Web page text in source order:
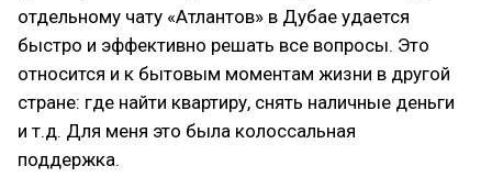
отдельному чату «Атлантов» в Дубае удается
быстро и эффективно решать все вопросы. Это
относится и к бытовым моментам жизни в другой
стране: где найти квартиру, снять наличные деньги
и т.д. Для меня это была колоссальная
поддержка.